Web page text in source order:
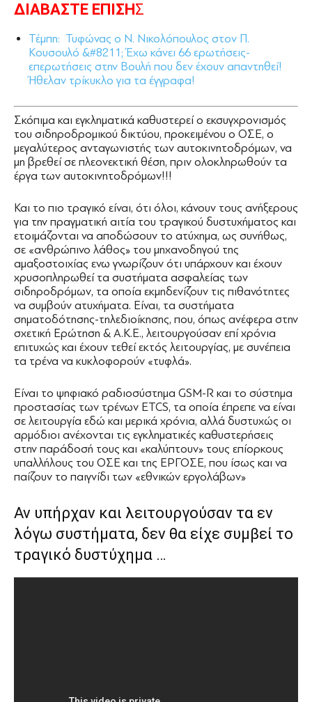
ΔΙΑΒΑΣΤΕ ΕΠΙΣΗΣ
Τέμπη: Τυφώνας ο Ν. Νικολόπουλος στον Π.
Κουσουλό &#8211; Έχω κάνει 66 ερωτήσεις-
επερωτήσεις στην Βουλή που δεν έχουν απαντηθεί!
Ήθελαν τρίκυκλο για τα έγγραφα!
Σκόπιμα και εγκληματικά καθυστερεί ο εκσυγχρονισμός
του σιδηροδρομικού δικτύου, προκειμένου ο ΟΣΕ, ο
μεγαλύτερος ανταγωνιστής των αυτοκινητοδρόμων, να
μη βρεθεί σε πλεονεκτική θέση, πριν ολοκληρωθούν τα
έργα των αυτοκινητοδρόμων!!!
Και το πιο τραγικό είναι, ότι όλοι, κάνουν τους ανήξερους
για την πραγματική αιτία του τραγικού δυστυχήματος και
ετοιμάζονται να αποδώσουν το ατύχημα, ως συνήθως,
σε «ανθρώπινο λάθος» του μηχανοδηγού της
αμαξοστοιχίας ενω γνωρίζουν ότι υπάρχουν και έχουν
χρυσοπληρωθεί τα συστήματα ασφαλείας των
σιδηροδρόμων, τα οποία εκμηδενίζουν τις πιθανότητες
να συμβούν ατυχήματα. Είναι, τα συστήματα
σηματοδότησης-τηλεδιοίκησης, που, όπως ανέφερα στην
σχετική Ερώτηση & Α.Κ.Ε., λειτουργούσαν επί χρόνια
επιτυχώς και έχουν τεθεί εκτός λειτουργίας, με συνέπεια
τα τρένα να κυκλοφορούν «τυφλά».
Είναι το ψηφιακό ραδιοσύστημα GSM-R και το σύστημα
προστασίας των τρένων ETCS, τα οποία έπρεπε να είναι
σε λειτουργία εδώ και μερικά χρόνια, αλλά δυστυχώς οι
αρμόδιοι ανέχονται τις εγκληματικές καθυστερήσεις
στην παράδοσή τους και «καλύπτουν» τους επίορκους
υπαλλήλους του ΟΣΕ και της ΕΡΓΟΣΕ, που ίσως και να
παίζουν το παιγνίδι των «εθνικών εργολάβων»
Αν υπήρχαν και λειτουργούσαν τα εν
λόγω συστήματα, δεν θα είχε συμβεί το
τραγικό δυστύχημα …